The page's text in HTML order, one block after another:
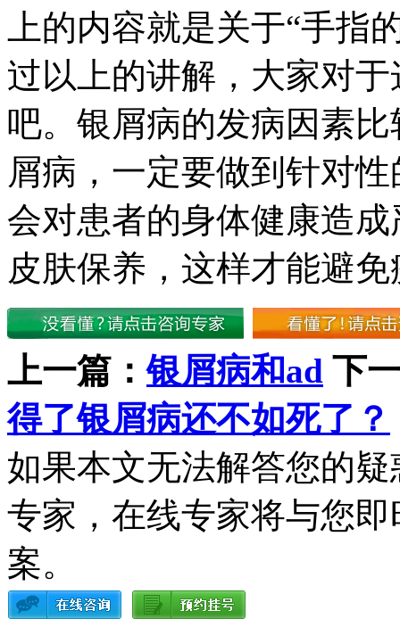
上的内容就是关于“手指
过以上的讲解，大家对
吧。银屑病的发病因素
屑病，一定要做到针对
会对患者的身体健康造
皮肤保养，这样才能避
上一篇：银屑病和ad 下
得了银屑病还不如死了？
如果本文无法解答您的
专家，在线专家将与您
案。